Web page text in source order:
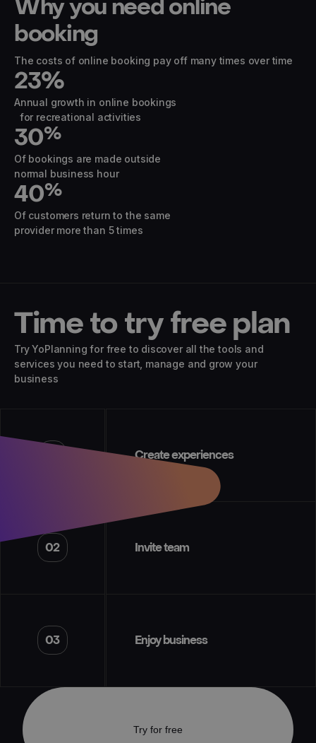
Why you need online
booking
The costs of online booking pay off many times over time
23%
Annual growth in online bookings
for recreational activities
30%
Of bookings are made outside
normal business hour
40%
Of customers return to the same
provider more than 5 times
02
03
Create experiences
Invite team
Enjoy business
Try for free
Time to try free plan
Try YoPlanning for free to discover all the tools and
services you need to start, manage and grow your
business